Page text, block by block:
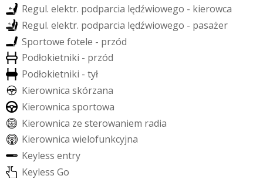
Regul. elektr. podparcia lędźwiowego - kierowca
Regul. elektr. podparcia lędźwiowego - pasażer
Sportowe fotele - przód
Podłokietniki - przód
Podłokietniki - tył
Kierownica skórzana
Kierownica sportowa
Kierownica ze sterowaniem radia
Kierownica wielofunkcyjna
Keyless entry
Keyless Go